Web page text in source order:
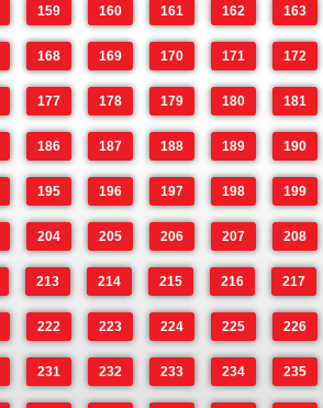
159 160 161 162 163
168 169 170 171 172
177 178 179 180 181
186 187 188 189 190
195 196 197 198 199
204 205 206 207 208
213 214 215 216 217
222 223 224 225 226
231 232 233 234 235